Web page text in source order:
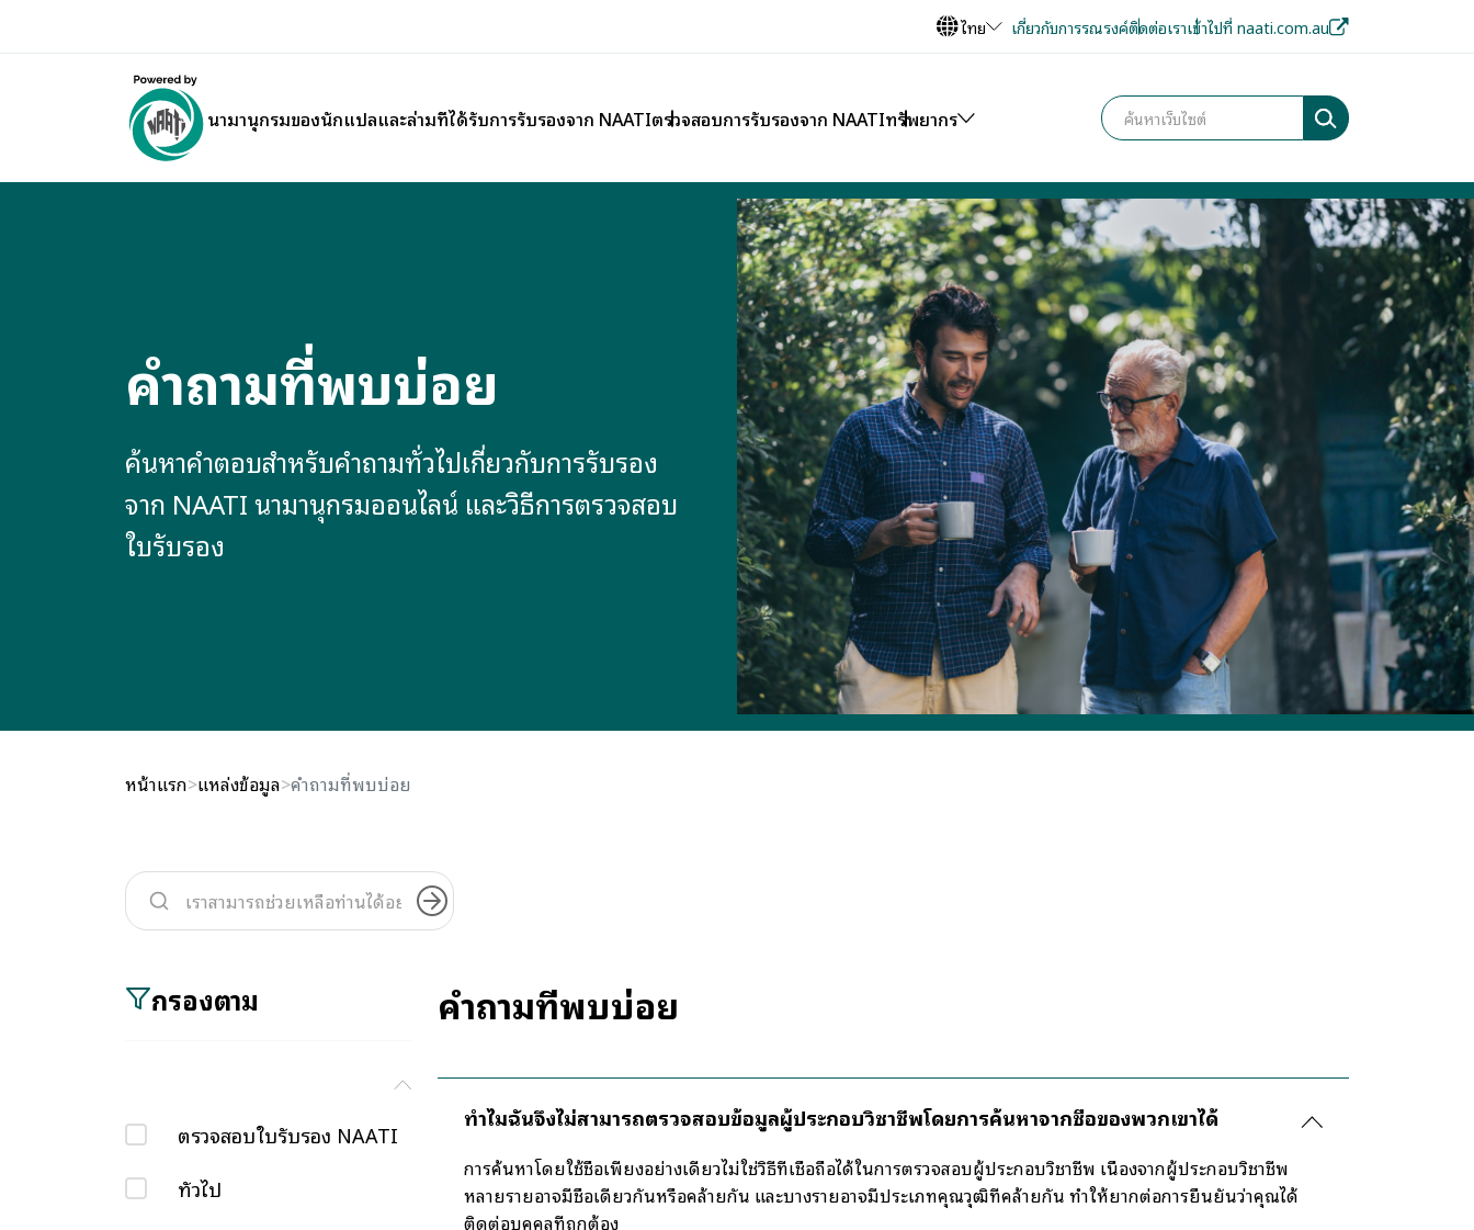
ไทย เกี่ยวกับการรณรงค์ติดต่อเราเข้าไปที่ naati.com.au
นามานุกรมของนักแปลและล่ามที่ได้รับการรับรองจาก NAATIตรวจสอบการรับรองจาก NAATIทรัพยากร
คำถามที่พบบ่อย
ค้นหาคำตอบสำหรับคำถามทั่วไปเกี่ยวกับการรับรอง
จาก NAATI นามานุกรมออนไลน์ และวิธีการตรวจสอบ
ใบรับรอง
หน้าแรก แหล่งข้อมูล คำถามที่พบบ่อย
กรองตาม
ตรวจสอบใบรับรอง NAATI
ทั่วไป
คำถามที่พบบ่อย
ทำไมฉันจึงไม่สามารถตรวจสอบข้อมูลผู้ประกอบวิชาชีพโดยการค้นหาจากชื่อของพวกเขาได้
การค้นหาโดยใช้ชื่อเพียงอย่างเดียวไม่ใช่วิธีที่เชื่อถือได้ในการตรวจสอบผู้ประกอบวิชาชีพ เนื่องจากผู้ประกอบวิชาชีพ
หลายรายอาจมีชื่อเดียวกันหรือคล้ายกัน และบางรายอาจมีประเภทคุณวุฒิที่คล้ายกัน ทำให้ยากต่อการยืนยันว่าคุณได้
ติดต่อบุคคลที่ถูกต้อง